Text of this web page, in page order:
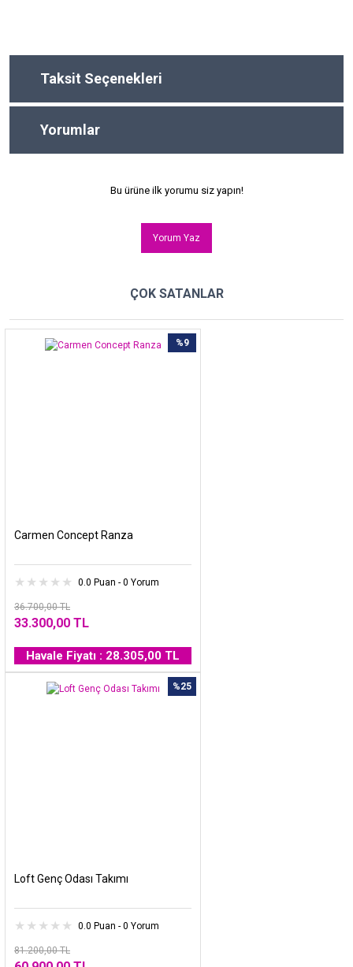
Taksit Seçenekleri
Yorumlar
Bu ürüne ilk yorumu siz yapın!
Yorum Yaz
ÇOK SATANLAR
%9
Carmen Concept Ranza
0.0 Puan - 0 Yorum
36.700,00 TL
33.300,00 TL
Havale Fiyatı : 28.305,00 TL
%25
Loft Genç Odası Takımı
0.0 Puan - 0 Yorum
81.200,00 TL